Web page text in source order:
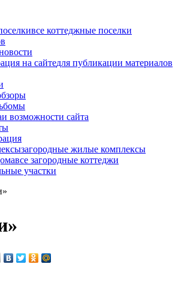
содержанию
все коттеджные поселки
на сайтедля публикации материалов
и возможности сайта
загородные жилые комплексы
все загородные коттеджи
участки